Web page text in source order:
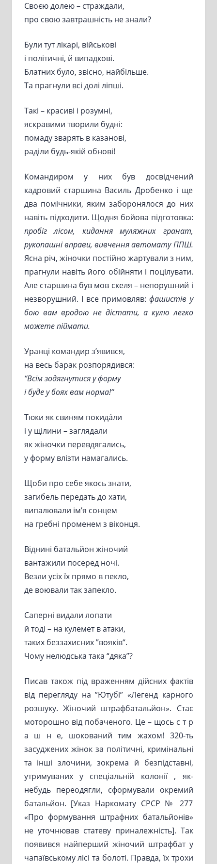
Своєю долею – страждали,
про свою завтрашність не знали?
Були тут лікарі, військові
і політичні, й випадкові.
Блатних було, звісно, найбільше.
Та прагнули всі долі ліпші.
Такі – красиві і розумні,
яскравими творили будні:
помаду зварять в казанові,
раділи будь-якій обнові!
Командиром у них був досвідчений
кадровий старшина Василь Дробенко і ще
два помічники, яким заборонялося до них
навіть підходити. Щодня бойова підготовка:
пробіг лісом, кидання муляжних гранат,
рукопашні вправи, вивчення автомату ППШ.
Ясна річ, жіночки постійно жартували з ним,
прагнули навіть його обійняти і поцілувати.
Але старшина був мов скеля – непорушний і
незворушний. І все примовляв:фашистів у
бою вам вродою не дістати, а кулю легко
можете піймати.
Уранці командир з’явився,
на весь барак розпорядився:
“Всім зодягнутися у форму
і буде у боях вам норма!“
Тюки як свиням покидáли
і у щілини – заглядали
як жіночки перевдягались,
у форму влізти намагались.
Щоби про себе якось знати,
загибель передать до хати,
випалювали ім’я сонцем
на гребні променем з віконця.
Віднині батальйон жіночий
вантажили посеред ночі.
Везли усіх їх прямо в пекло,
де воювали так запекло.
Саперні видали лопати
й тоді – на кулемет в атаки,
таких беззахисних ”вояків“.
Чому нелюдська така “дяка”?
Писав також під враженням дійсних фактів
від перегляду на ”Ютубі” «Легенд карного
розшуку. Жіночий штрафбатальйон». Стає
моторошно від побаченого. Це – щось с т р
а ш н е, шокований тим жахом! 320-ть
засуджених жінок за політичні, кримінальні
та інші злочини, зокрема й безпідставні,
утримуваних у спеціальній колонії , як-
небудь переодягли, сформували окремий
батальйон. [Указ Наркомату СРСР № 277
«Про формування штрафних батальйонів»
не уточнював статеву приналежність]. Так
появився найперший жіночий штрафбат у
чапаївському лісі та болоті. Правда, їх трохи